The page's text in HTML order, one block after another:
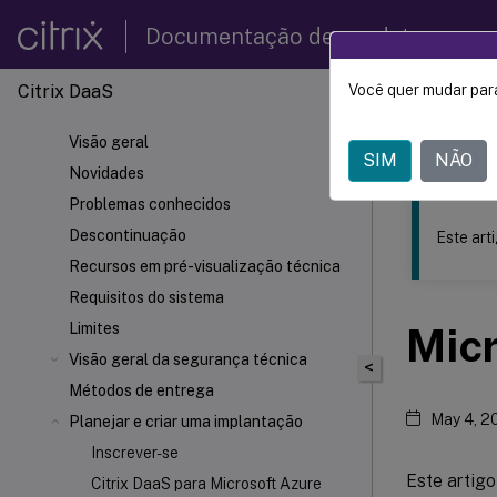
Documentação de produtos
Citrix DaaS
Visão geral
Novidades
Problemas conhecidos
Descontinuação
Recursos em pré-visualização técnica
Requisitos do sistema
Limites
Visão geral da segurança técnica
Métodos de entrega
Planejar e criar uma implantação
Inscrever-se
Citrix DaaS para Microsoft Azure
Este
Citrix
<
Este
May 4,
Este
Você quer mudar
SIM NÃO